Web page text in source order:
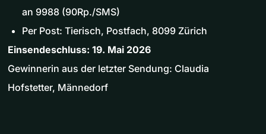
an 9988 (90Rp./SMS)
Per Post: Tierisch, Postfach, 8099 Zürich
Einsendeschluss: 19. Mai 2026
Gewinnerin aus der letzter Sendung: Claudia
Hofstetter, Männedorf